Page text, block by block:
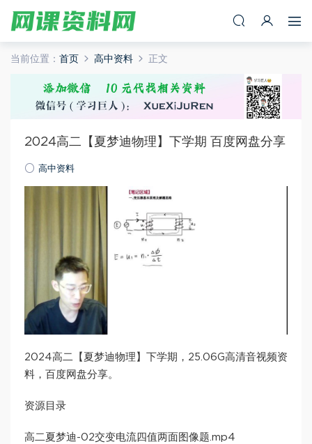
当前位置： 首页 高中资料 正文
2024高二【夏梦迪物理】下学期 百度网盘分享
高中资料
2024高二【夏梦迪物理】下学期，25.06G高清音视频资
料，百度网盘分享。
资源目录
高二夏梦迪-02交变电流四值两面图像题.mp4